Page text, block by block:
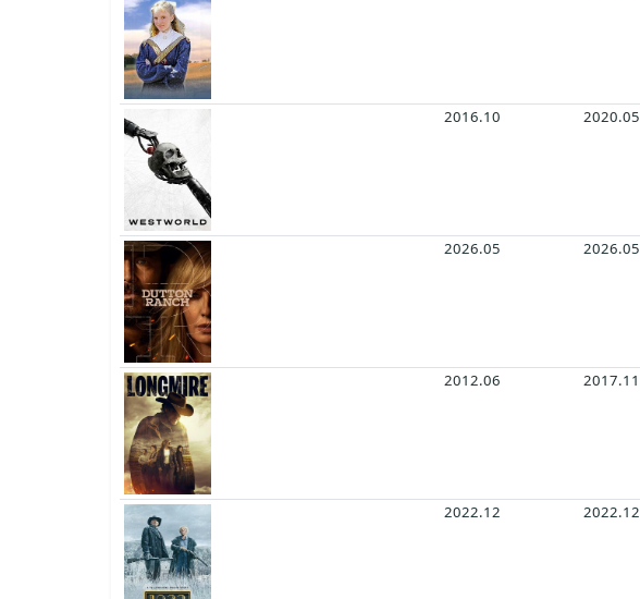
2016.10 2020.05
2026.05 2026.05
2012.06 2017.11
2022.12 2022.12